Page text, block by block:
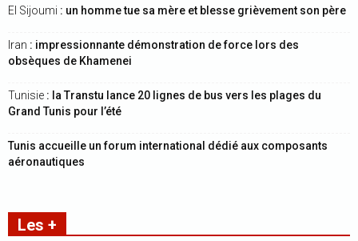
El Sijoumi : un homme tue sa mère et blesse grièvement son père
Iran : impressionnante démonstration de force lors des
obsèques de Khamenei
Tunisie : la Transtu lance 20 lignes de bus vers les plages du
Grand Tunis pour l’été
Tunis accueille un forum international dédié aux composants
aéronautiques
Les +